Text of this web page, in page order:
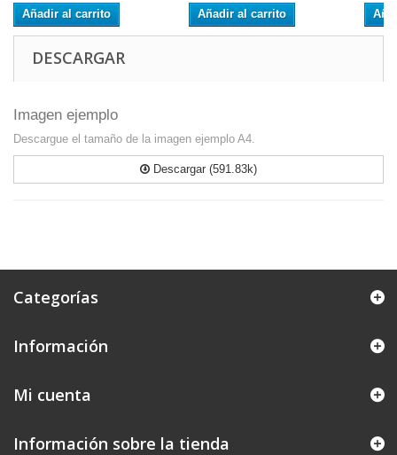
Añadir al carrito Añadir al carrito
DESCARGAR
Imagen ejemplo
Descargue el tamaño de la imagen ejemplo A4.
Descargar (591.83k)
Categorías
Información
Mi cuenta
Información sobre la tienda